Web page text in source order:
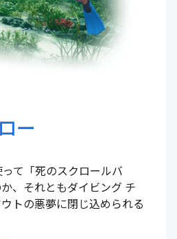
ー
て「死のスクロールバ
、それともダイビング チ
トの悪夢に閉じ込められる